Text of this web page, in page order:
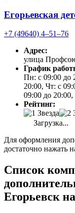
Егорьевская
+7 (49640) 4‒51‒76
Адрес:
улица
График
Пн: с 09:00 до
20:00, Чт: с
09:00 до
Рейтинг:
Загрузка...
Для оформления
достаточно нажать
Список
Егорьевск